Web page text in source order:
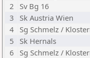
2
Sv Bg 16
3
Sk Austria Wien
4
Sg Schmelz /
5
Sk Hernals
6
Sg Schmelz /